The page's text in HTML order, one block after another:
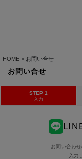
HOME > お問い合せ
お問い合せ
STEP 1
入力
お問い合わ
入力